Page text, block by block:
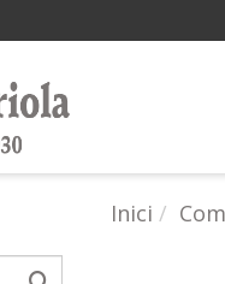
Inici